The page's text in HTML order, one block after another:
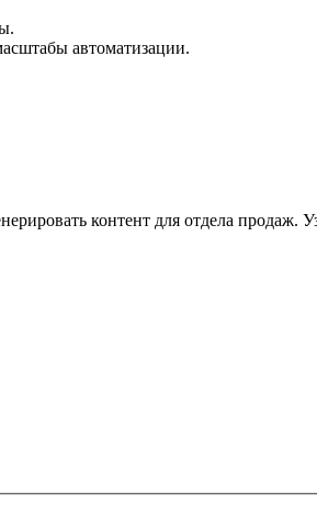
автоматизации.
контент для отдела